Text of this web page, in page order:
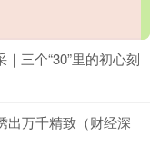
三个“30”里的初心刻
出万千精致（财经深